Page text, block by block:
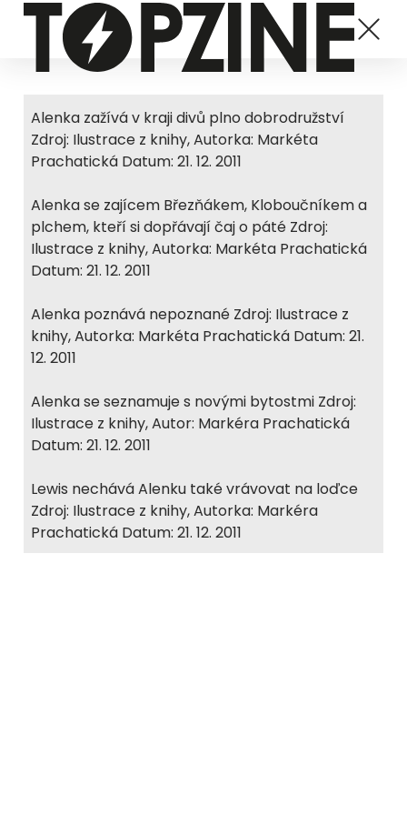
Alenka zažívá v kraji divů plno dobrodružství
Zdroj: Ilustrace z knihy, Autorka: Markéta
Prachatická Datum: 21. 12. 2011
Alenka se zajícem Březňákem, Kloboučníkem a
plchem, kteří si dopřávají čaj o páté Zdroj:
Ilustrace z knihy, Autorka: Markéta Prachatická
Datum: 21. 12. 2011
Alenka poznává nepoznané Zdroj: Ilustrace z
knihy, Autorka: Markéta Prachatická Datum: 21.
12. 2011
Alenka se seznamuje s novými bytostmi Zdroj:
Ilustrace z knihy, Autor: Markéra Prachatická
Datum: 21. 12. 2011
Lewis nechává Alenku také vrávovat na loďce
Zdroj: Ilustrace z knihy, Autorka: Markéra
Prachatická Datum: 21. 12. 2011